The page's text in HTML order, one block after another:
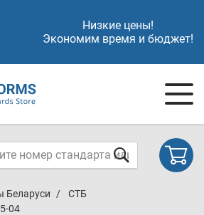
Низкие цены!
Экономим время и бюджет!
Беларуси
СТБ
04